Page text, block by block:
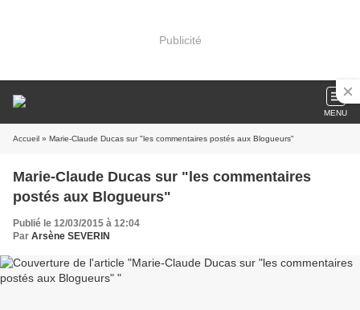
Publicité
MENU
Accueil » Marie-Claude Ducas sur "les commentaires postés aux Blogueurs"
Marie-Claude Ducas sur "les commentaires
postés aux Blogueurs"
Publié le 12/03/2015 à 12:04
Par Arsène SEVERIN